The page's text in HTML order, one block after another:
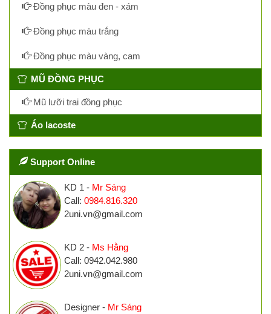
Đồng phục màu đen - xám
Đồng phục màu trắng
Đồng phục màu vàng, cam
MŨ ĐỒNG PHỤC
Mũ lưỡi trai đồng phục
Áo lacoste
Support Online
KD 1 - Mr Sáng
Call: 0984.816.320
2uni.vn@gmail.com
KD 2 - Ms Hằng
Call: 0942.042.980
2uni.vn@gmail.com
Designer - Mr Sáng